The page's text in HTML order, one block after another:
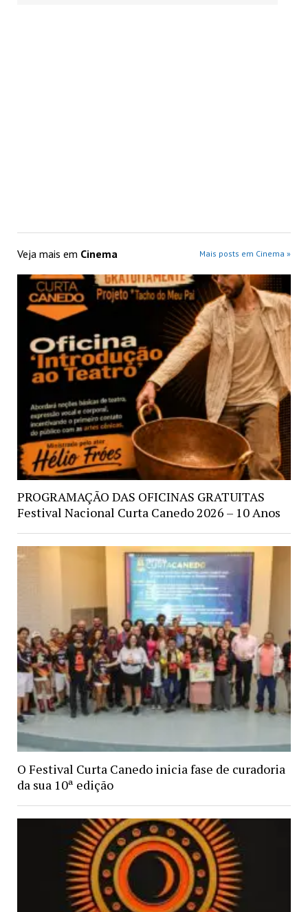
Veja mais em Cinema Mais posts em Cinema »
PROGRAMAÇÃO DAS OFICINAS GRATUITAS
Festival Nacional Curta Canedo 2026 – 10 Anos
O Festival Curta Canedo inicia fase de curadoria
da sua 10ª edição